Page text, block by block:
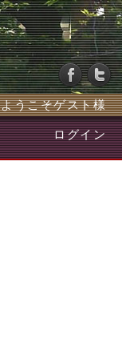
ようこそゲスト様
ログイン